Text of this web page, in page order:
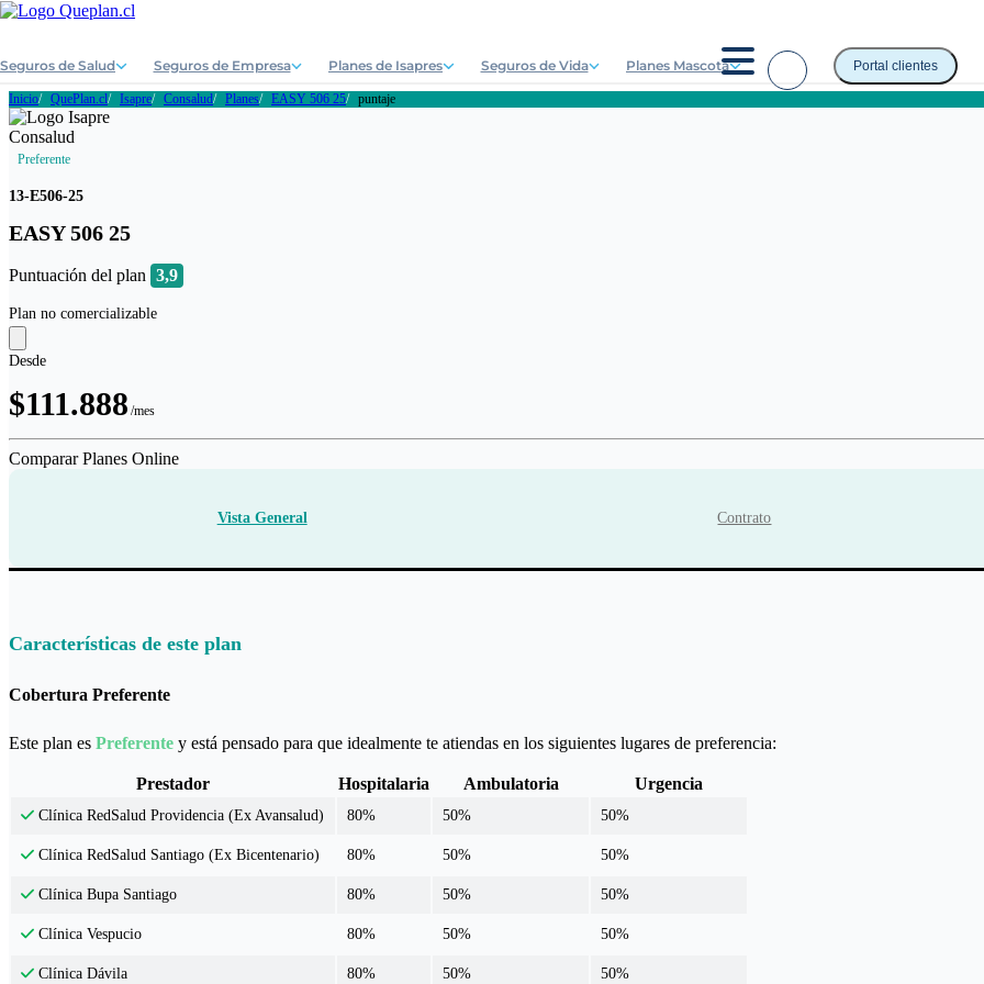
Seguros de Salud Seguros de Empresa Planes de Isapres Seguros de Vida Planes Mascota Portal clientes
Inicio QuePlan.cl Isapre Consalud Planes EASY 506 25 puntaje
Preferente
13-E506-25
EASY 506 25
Puntuación del plan 3,9
Plan no comercializable
Desde
$111.888 /mes
Comparar Planes Online
Vista General Contrato
Características de este plan
Cobertura Preferente
Este plan es Preferente y está pensado para que idealmente te atiendas en los siguientes lugares de preferencia:
Prestador Hospitalaria Ambulatoria Urgencia
Clínica RedSalud Providencia (Ex Avansalud) 80% 50% 50%
Clínica RedSalud Santiago (Ex Bicentenario) 80% 50% 50%
Clínica Bupa Santiago 80% 50% 50%
Clínica Vespucio 80% 50% 50%
Clínica Dávila 80% 50% 50%